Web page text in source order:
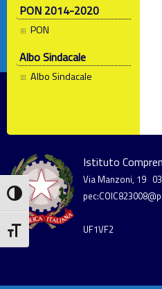
Attiva/disattiva alto contrasto
Attiva/disattiva dimensione testo
PON 2014-2020
PON
Albo Sindacale
Albo Sindacale
Istituto
Via Manzoni, 19
codice IPA
UF1VF2